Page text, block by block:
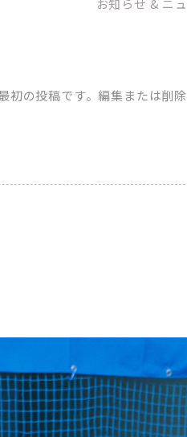
お知らせ & ニ
初の投稿です。編集または削